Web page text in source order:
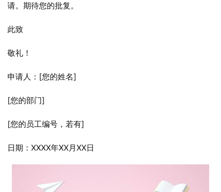
请。期待您的批复。
此致
敬礼！
申请人：[您的姓名]
[您的部门]
[您的员工编号，若有]
日期：XXXX年XX月XX日